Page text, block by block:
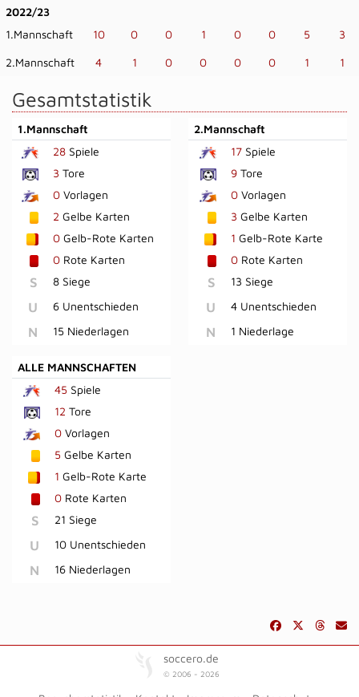
2022/23
1.Mannschaft
10 0 0 1 0 0 5 3
2.Mannschaft 4 1 0 0 0 0 1 1
Gesamtstatistik
1.Mannschaft
28 Spiele
3 Tore
0 Vorlagen
2 Gelbe Karten
0 Gelb-Rote Karten
0 Rote Karten
S 8 Siege
U 6 Unentschieden
N 15 Niederlagen
2.Mannschaft
17Spiele
9Tore
0Vorlagen
3 Gelbe Karten
1 Gelb-Rote Karte
0Rote Karten
S 13 Siege
U 4 Unentschieden
N 1 Niederlage
ALLE MANNSCHAFTEN
45 Spiele
12 Tore
0 Vorlagen
5 Gelbe Karten
1 Gelb-Rote Karte
0 Rote Karten
S 21 Siege
U 10 Unentschieden
N 16 Niederlagen
soccero.de
© 2006 - 2026